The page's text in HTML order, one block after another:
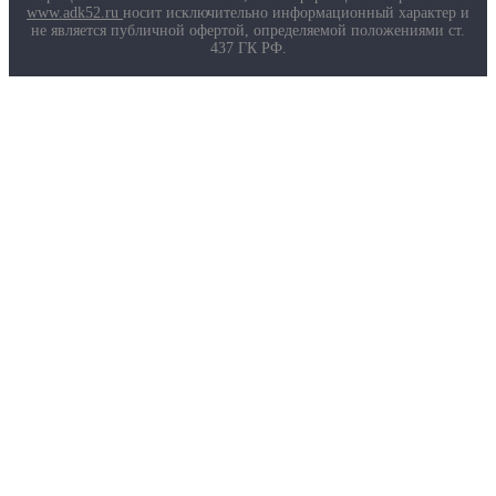
Маркировка противогазов
Основные ТР ТС, ГОСТ и ТУ
Контакты
www.adk52.ru носит исключительно информационный характер и
не является публичной офертой, определяемой положениями ст.
437 ГК РФ.